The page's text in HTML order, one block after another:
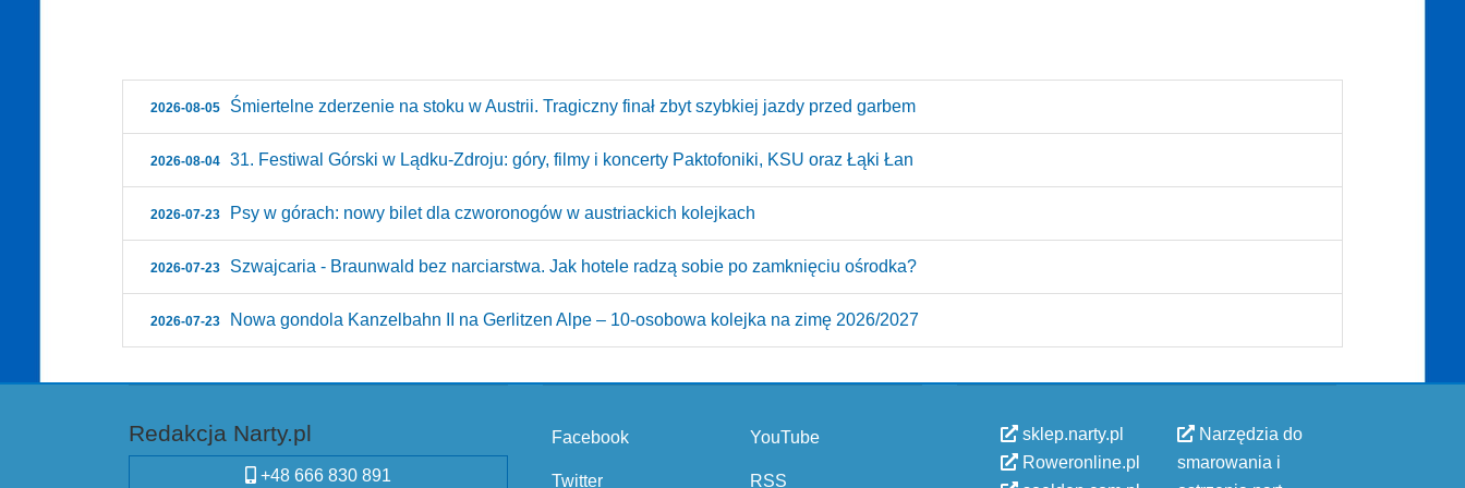
2026-08-05 Śmiertelne zderzenie na stoku w Austrii. Tragiczny finał zbyt szybkiej jazdy przed garbem
2026-08-04 31. Festiwal Górski w Lądku-Zdroju: góry, filmy i koncerty Paktofoniki, KSU oraz Łąki Łan
2026-07-23 Psy w górach: nowy bilet dla czworonogów w austriackich kolejkach
2026-07-23 Szwajcaria - Braunwald bez narciarstwa. Jak hotele radzą sobie po zamknięciu ośrodka?
2026-07-23 Nowa gondola Kanzelbahn II na Gerlitzen Alpe – 10‑osobowa kolejka na zimę 2026/2027
Redakcja Narty.pl
+48 666 830 891
Facebook
Twitter
YouTube
RSS
sklep.narty.pl
Roweronline.pl
Narzędzia do
smarowania i